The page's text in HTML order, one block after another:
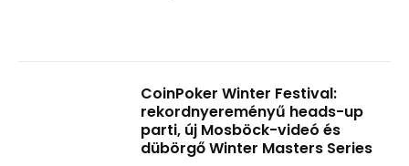
CoinPoker Winter Festival:
rekordnyereményű heads-up
parti, új Mosböck-videó és
dübörgő Winter Masters Series